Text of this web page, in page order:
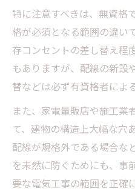
の違い
電気工事士2種が
業
電気工事が不要
め方
見積もりが変わる追
エアコン工事費
条件
配線や穴あけが必
特に注意すべきは、無資格
格が必須となる範囲の違い
存コンセントの差し替え程
もありますが、配線の新設
替などは必ず有資格者によ
また、家電量販店や施工業
て、建物の構造上大幅な穴
配線が規格外である場合な
を未然に防ぐためにも、事
要な電気工事の範囲を正確